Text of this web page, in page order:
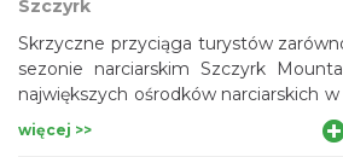
Szczyrk
Skrzyczne przyciąga turystów
sezonie narciarskim Szczyrk
największych ośrodków narciarskich
w raj dla miłośników białego
szlaki oblegane są przez
więcej >>